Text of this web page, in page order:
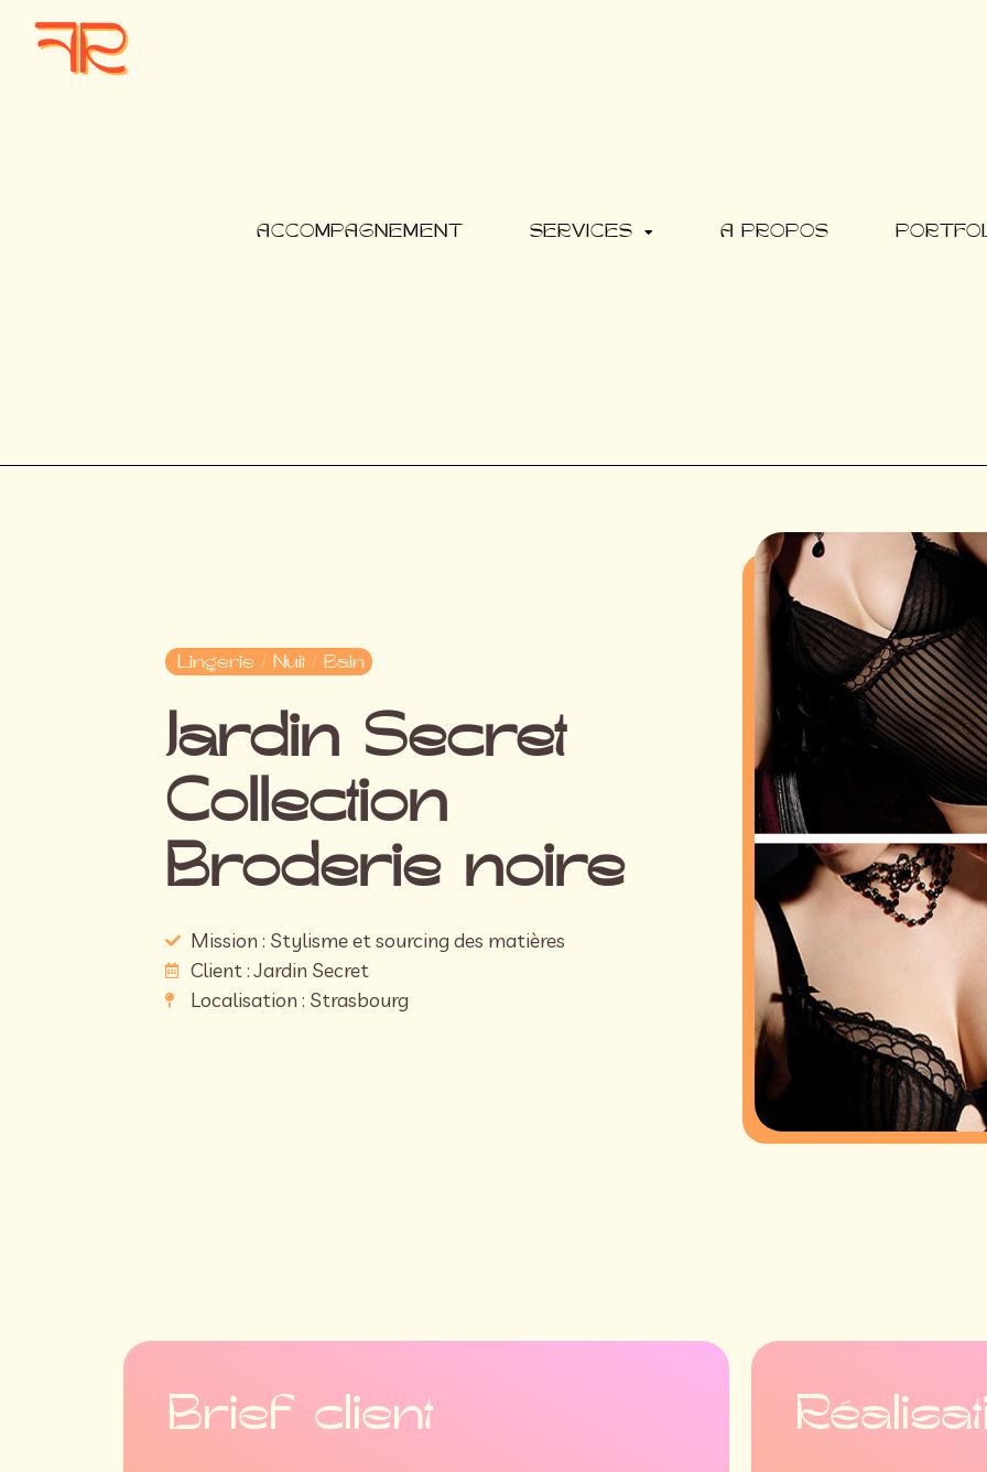
ACCOMPAGNEMENT SERVICES A PROPOS
Lingerie / Nuit / Bain
Jardin Secret
Collection
Broderie noire
Mission : Stylisme et sourcing des matières
Client : Jardin Secret
Localisation : Strasbourg
Brief client